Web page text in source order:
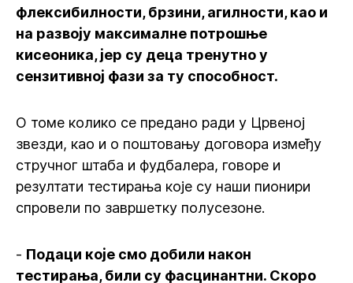
флексибилности, брзини, агилности, као и
на развоју максималне потрошње
кисеоника, јер су деца тренутно у
сензитивној фази за ту способност.
О томе колико се предано ради у Црвеној
звезди, као и о поштовању договора између
стручног штаба и фудбалера, говоре и
резултати тестирања које су наши пионири
спровели по завршетку полусезоне.
- Подаци које смо добили након
тестирања, били су фасцинантни. Скоро